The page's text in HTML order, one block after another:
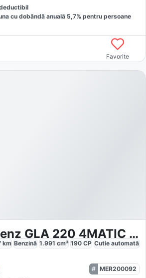
cu dobăndă anuală 5,7% pentru persoane
Favorite
Mercedes-Benz GLA 220 4MATIC AMG Line
km Benzină 1.991 cm³ 190 CP Cutie automată
MER200092